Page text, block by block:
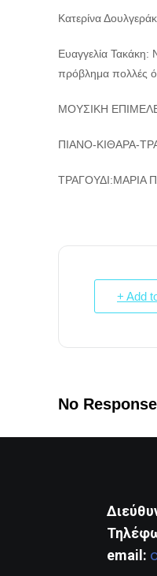
Κατερίνα
Ευαγγελία Τακάκη:
πρόβλημα πολλές
ΜΟΥΣΙΚΗ
ΠΙΑΝΟ-ΚΙΘΑΡΑ-
ΤΡΑΓΟΥΔΙ:ΜΑΡΙΑ
+ Add
No
email: